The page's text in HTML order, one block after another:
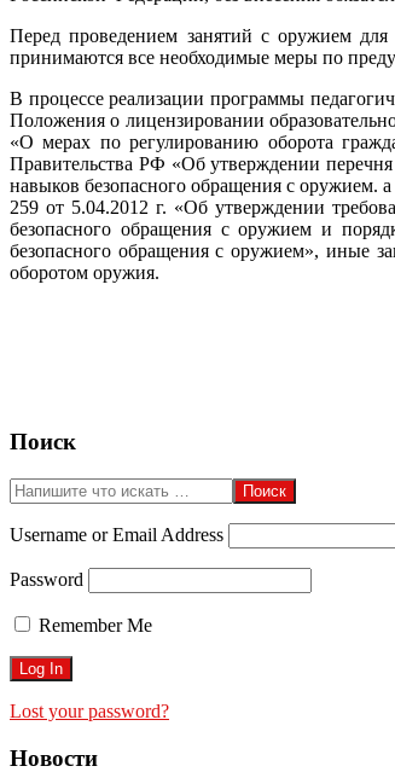
Перед проведением занятий с оружием для
принимаются все необходимые меры по
В процессе реализации программы
Положения о лицензировании
«О мерах по ре­гулированию оборота
Правительства РФ «Об утверждении
навыков безопасного обращения с ору­жием.
259 от 5.04.2012 г. «Об утверждении
безопасного обращения с оружием и
безопасного обращения с оружием», иные
оборотом оружия.
2018-
03
Поиск
Поиск
Username or Email Address
Password
Remember Me
Lost your password?
Новости